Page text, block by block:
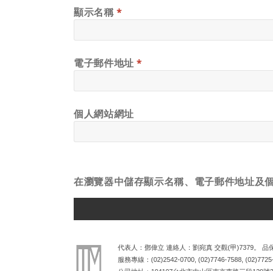
顯示名稱*
電子郵件地址*
個人網站網址
在瀏覽器中儲存顯示名稱、電子郵件地址及
代表人：鄧偉立 連絡人：劉宛真 交觀(甲)7379。 品
服務專線： (02)2542-0700 (02)7746-7588